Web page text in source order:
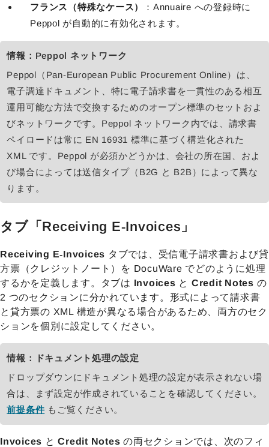
フランス（特殊なケース）
：Annuaire への登録時に
Peppol が自動的に有効化されます。
情報：Peppol ネットワーク
Peppol（Pan-European Public Procurement Online）は、
電子調達ドキュメント、特に電子請求書を一貫性のある相互
運用可能な方法で交換するためのオープン標準のセットおよ
びネットワークです。Peppol ネットワーク内では、請求書
ペイロードは常に EN 16931 標準に基づく構造化された
XML です。Peppol が必須かどうかは、会社の所在国、およ
び場合によっては送信タイプ（B2G と B2B）によって異な
ります。
タブ「Receiving E‑Invoices」
Receiving E‑Invoices タブでは、受信電子請求書および貸
方票（クレジットノート）を DocuWare でどのように処理
するかを定義します。タブは Invoices と Credit Notes の
2 つのセクションに分かれています。形式によって請求書
と貸方票の XML 構造が異なる場合があるため、両方のセク
ションを個別に設定してください。
情報：ドキュメント処理の設定
ドロップダウンにドキュメント処理の設定が表示されない場
合は、まず設定が作成されていることを確認してください。
前提条件もご覧ください。
Invoices とCredit Notes の両セクションでは、次のフィ